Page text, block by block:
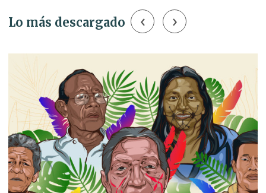
Lo más descargado ‹ ›